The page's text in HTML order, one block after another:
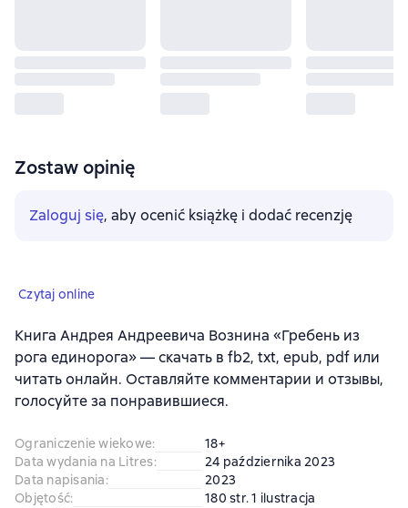
Zostaw opinię
Zaloguj się, aby ocenić książkę i dodać recenzję
Czytaj online
Книга Андрея Андреевича Вознина «Гребень из
рога единорога» — скачать в fb2, txt, epub, pdf или
читать онлайн. Оставляйте комментарии и отзывы,
голосуйте за понравившиеся.
Ograniczenie wiekowe:
18+
Data wydania na Litres:
24 października 2023
Data napisania:
2023
Objętość:
180 str. 1 ilustracja